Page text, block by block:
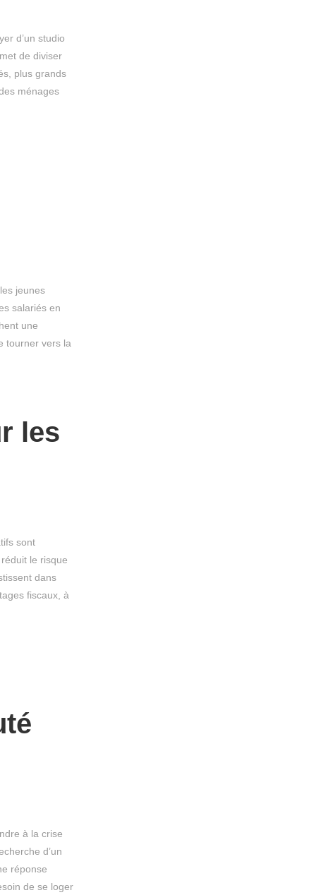
d’un studio
de diviser
plus grands
ménages
jeunes
salariés en
une
tourner vers la
les
sont
le risque
dans
fiscaux, à
à la crise
d’un
réponse
de se loger